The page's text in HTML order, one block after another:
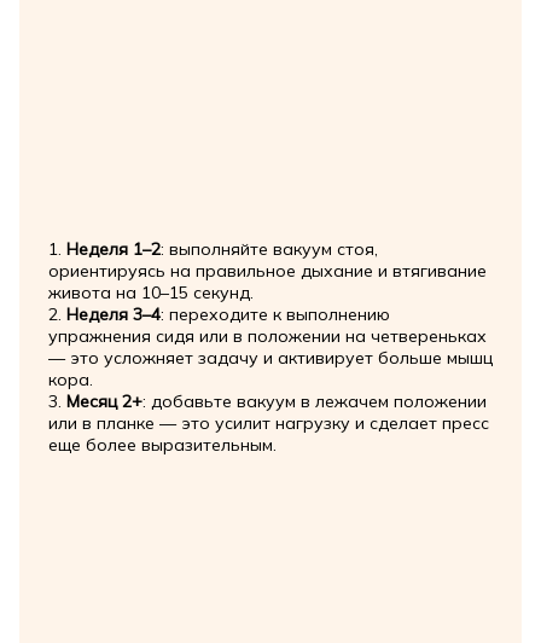
1. Неделя 1–2: выполняйте вакуум стоя,
ориентируясь на правильное дыхание и втягивание
живота на 10–15 секунд.
2. Неделя 3–4: переходите к выполнению
упражнения сидя или в положении на четвереньках
— это усложняет задачу и активирует больше мышц
кора.
3. Месяц 2+: добавьте вакуум в лежачем положении
или в планке — это усилит нагрузку и сделает пресс
еще более выразительным.